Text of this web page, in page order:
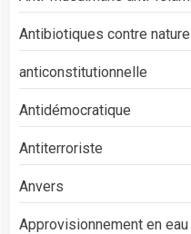
Antibiotiques contre nature
anticonstitutionnelle
Antidémocratique
Antiterroriste
Anvers
Approvisionnement en eau